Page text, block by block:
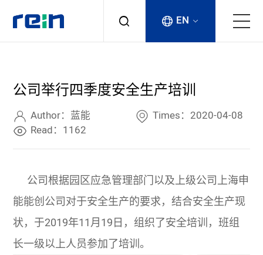
Products
Services
News & Events
Contact
EN
公司举行四季度安全生产培训
Author：蓝能
Times：2020-04-08
Read：1162
公司根据园区应急管理部门以及上级公司上海申
能能创公司对于安全生产的要求，结合安全生产现
状，于2019年11月19日，组织了安全培训，班组
长一级以上人员参加了培训。